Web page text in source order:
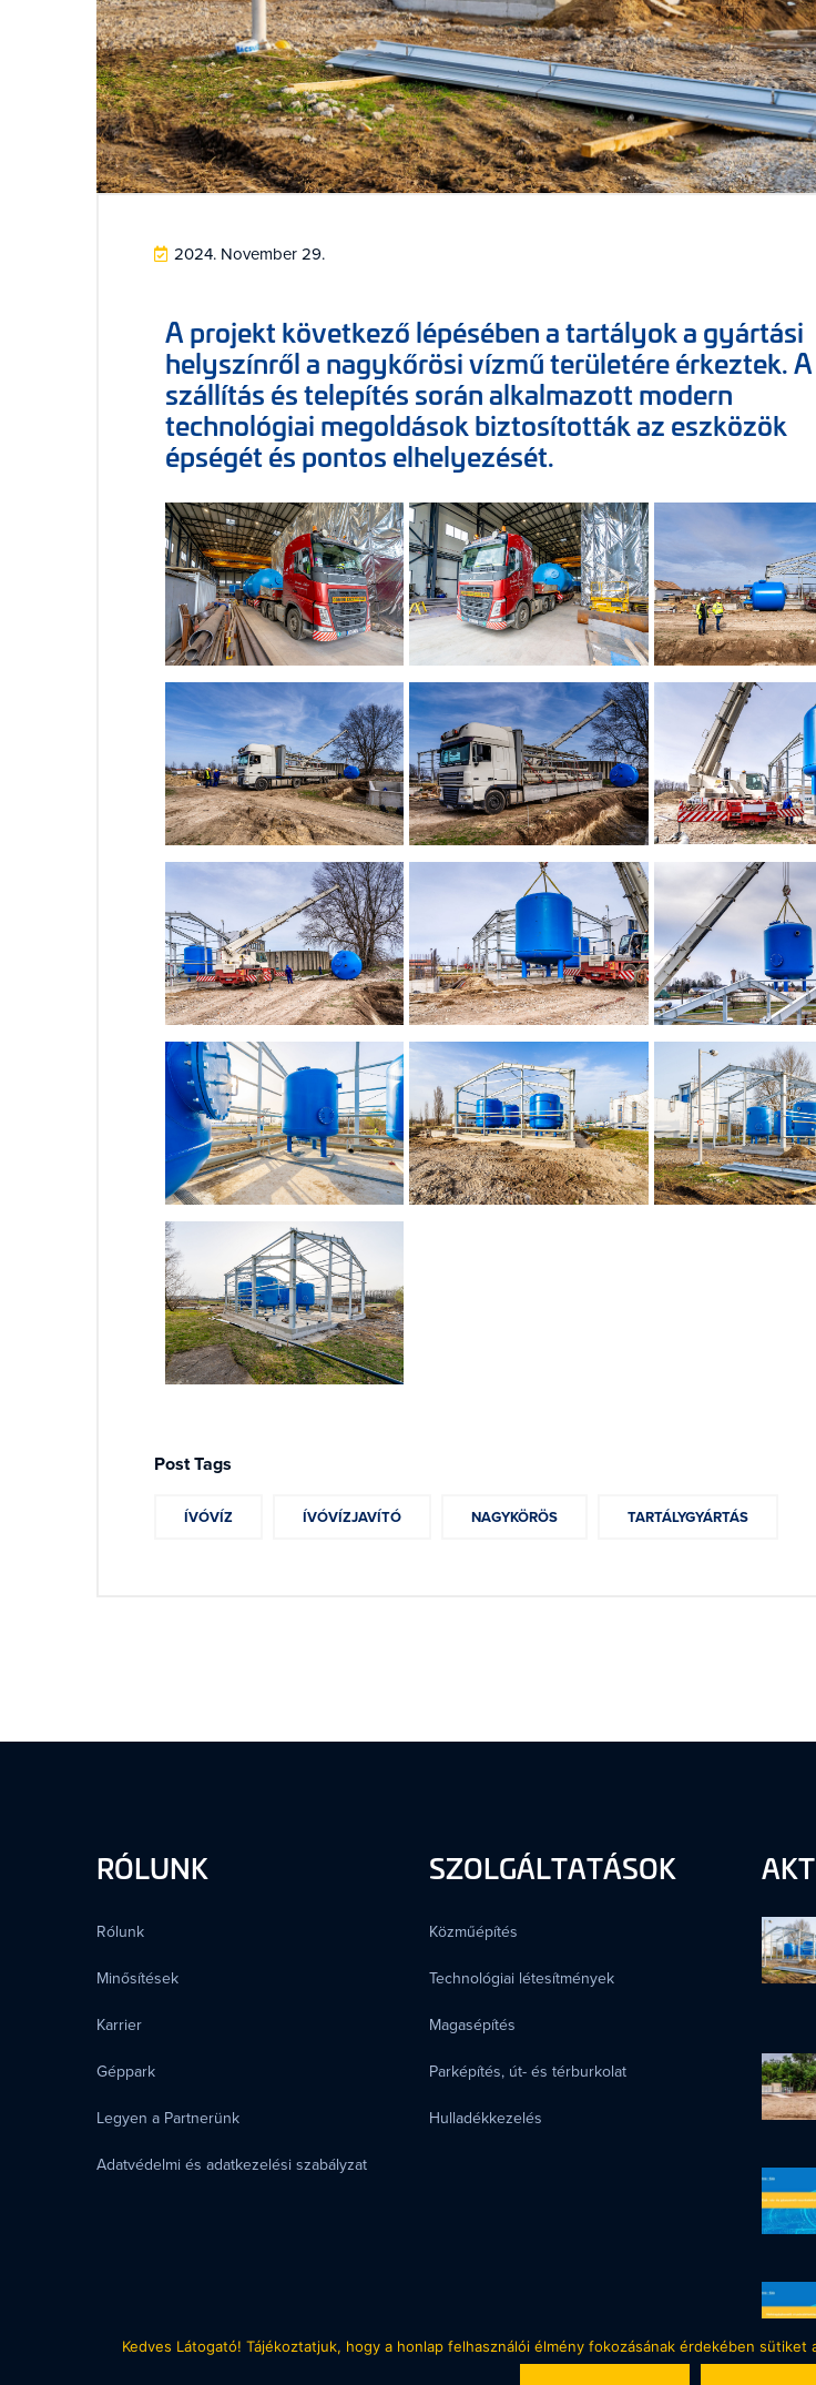
2024. November 29.
A projekt következő lépésében a tartályok a gyártási
helyszínről a nagykőrösi vízmű területére érkeztek. A
szállítás és telepítés során alkalmazott modern
technológiai megoldások biztosították az eszközök
épségét és pontos elhelyezését.
Post Tags
ÍVÓVÍZ ÍVÓVÍZJAVÍTÓ NAGYKÖRÖS TARTÁLYGYÁRTÁS
RÓLUNK
Rólunk
Minősítések
Karrier
Géppark
Legyen a Partnerünk
Adatvédelmi és adatkezelési szabályzat
SZOLGÁLTATÁSOK
Közműépítés
Technológiai létesítmények
Magasépítés
Parképítés, út- és térburkolat
Hulladékkezelés
Kedves Látogató! Tájékoztatjuk, hogy a honlap felhasználói élmény fokozásának érdekében